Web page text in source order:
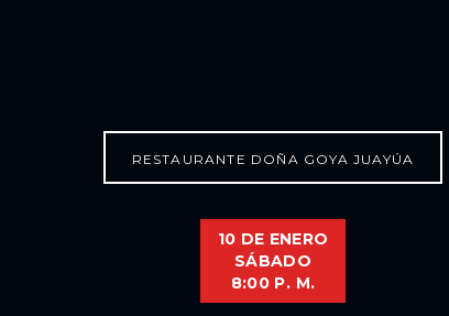
RESTAURANTE DOÑA GOYA JUAYÚA
10 DE ENERO
SÁBADO
8:00 P. M.